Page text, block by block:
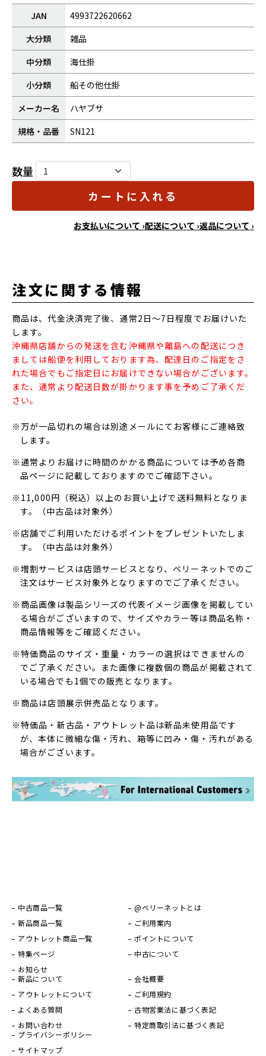
JAN
4993722620662
大分類
雑品
中分類
海仕掛
小分類
船その他仕掛
メーカー名
ハヤブサ
規格・品番
SN121
数量
カートに入れる
お支払いについて ›配送について ›返品について ›
注文に関する情報
商品は、代金決済完了後、通常2日～7日程度でお届けいた
します。
沖縄県店舗からの発送を含む沖縄県や離島への配送につき
ましては船便を利用しております為、配達日のご指定をさ
れた場合でもご指定日にお届けできない場合がございます。
また、通常より配送日数が掛かります事を予めご了承くだ
さい。
※万が一品切れの場合は別途メールにてお客様にご連絡致
します。
※通常よりお届けに時間のかかる商品については予め各商
品ページに記載しておりますのでご確認下さい。
※11,000円（税込）以上のお買い上げで送料無料となりま
す。（中古品は対象外）
※店舗でご利用いただけるポイントをプレゼントいたしま
す。（中古品は対象外）
※増割サービスは店頭サービスとなり、ベリーネットでのご
注文はサービス対象外となりますのでご了承ください。
※商品画像は製品シリーズの代表イメージ画像を掲載してい
る場合がございますので、サイズやカラー等は商品名称・
商品情報等をご確認ください。
※特価商品のサイズ・重量・カラーの選択はできませんの
でご了承ください。また画像に複数個の商品が掲載されて
いる場合でも1個での販売となります。
※商品は店頭展示併売品となります。
※特価品・新古品・アウトレット品は新品未使用品です
が、本体に微細な傷・汚れ、箱等に凹み・傷・汚れがある
場合がございます。
中古商品一覧
新品商品一覧
アウトレット商品一覧
特集ページ
お知らせ
@ベリーネットとは
ご利用案内
ポイントについて
中古について
新品について
アウトレットについて
よくある質問
お問い合わせ
会社概要
ご利用規約
古物営業法に基づく表記
特定商取引法に基づく表記
プライバシーポリシー
サイトマップ